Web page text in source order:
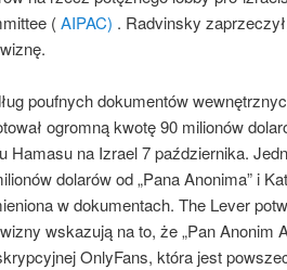
(AIPAC) . Radvinsky
poufnych dokumentów
ogromną kwotę 90 milionów
Hamasu na Izrael 7 października.
dolarów od „Pana Anonima” i
w dokumentach. The Lever
wskazują na to, że „Pan Anonim
OnlyFans, która jest